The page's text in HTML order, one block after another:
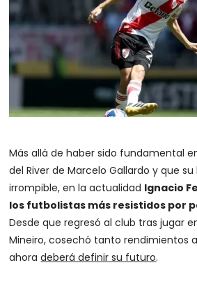
Más allá de haber sido fundamental
del River de Marcelo Gallardo y que
irrompible, en la actualidad Ignacio
los futbolistas más resistidos por
Desde que regresó al club tras jugar
Mineiro, cosechó tanto rendimientos
ahoradeberá definir su futuro.